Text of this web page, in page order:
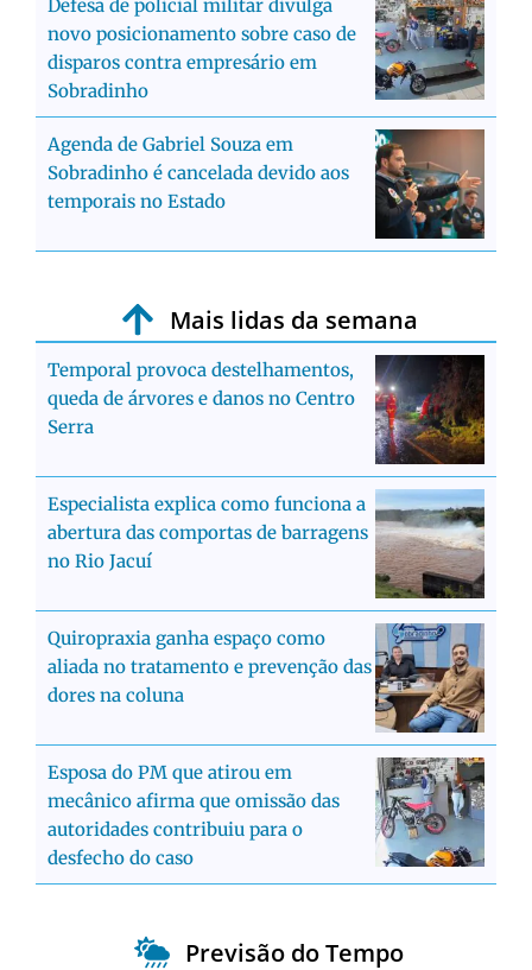
Defesa de policial militar divulga
novo posicionamento sobre caso de
disparos contra empresário em
Sobradinho
Agenda de Gabriel Souza em
Sobradinho é cancelada devido aos
temporais no Estado
Mais lidas da semana
Temporal provoca destelhamentos,
queda de árvores e danos no Centro
Serra
Especialista explica como funciona a
abertura das comportas de barragens
no Rio Jacuí
Quiropraxia ganha espaço como
aliada no tratamento e prevenção das
dores na coluna
Esposa do PM que atirou em
mecânico afirma que omissão das
autoridades contribuiu para o
desfecho do caso
Previsão do Tempo